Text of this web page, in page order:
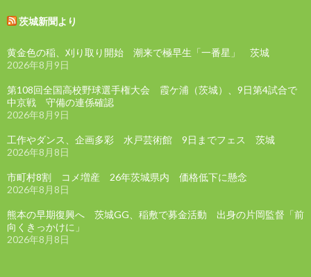
茨城新聞より
黄金色の稲、刈り取り開始 潮来で極早生「一番星」 茨城
2026年8月9日
第108回全国高校野球選手権大会 霞ケ浦（茨城）、9日第4試合で
中京戦 守備の連係確認
2026年8月9日
工作やダンス、企画多彩 水戸芸術館 9日までフェス 茨城
2026年8月8日
市町村8割 コメ増産 26年茨城県内 価格低下に懸念
2026年8月8日
熊本の早期復興へ 茨城GG、稲敷で募金活動 出身の片岡監督「前
向くきっかけに」
2026年8月8日